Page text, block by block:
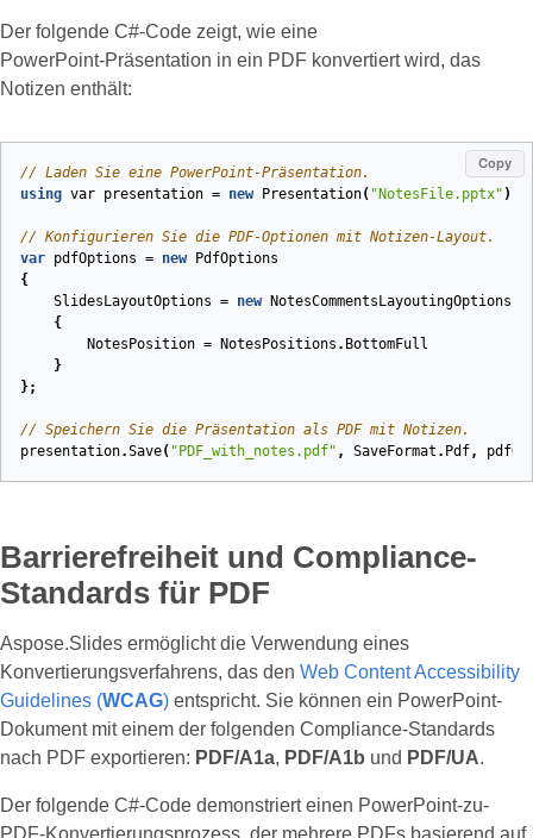
Der folgende C#‑Code zeigt, wie eine
PowerPoint‑Präsentation in ein PDF konvertiert wird, das
Notizen enthält:
Copy
// Laden Sie eine PowerPoint-Präsentation.
using var presentation = new Presentation( "NotesFile.pptx" );
// Konfigurieren Sie die PDF-Optionen mit Notizen-Layout.
var pdfOptions = new
PdfOptions
{
SlidesLayoutOptions = new
NotesCommentsLayoutingOptions
{
NotesPosition = NotesPositions . BottomFull
}
};
// Speichern Sie die Präsentation als PDF mit Notizen.
presentation.Save( "PDF_with_notes.pdf" , SaveFormat . Pdf,
Barrierefreiheit und Compliance-
Standards für PDF
Aspose.Slides ermöglicht die Verwendung eines
Konvertierungsverfahrens, das den Web Content Accessibility
Guidelines (WCAG) entspricht. Sie können ein PowerPoint-
Dokument mit einem der folgenden Compliance-Standards
nach PDF exportieren: PDF/A1a, PDF/A1b und PDF/UA.
Der folgende C#‑Code demonstriert einen PowerPoint-zu-